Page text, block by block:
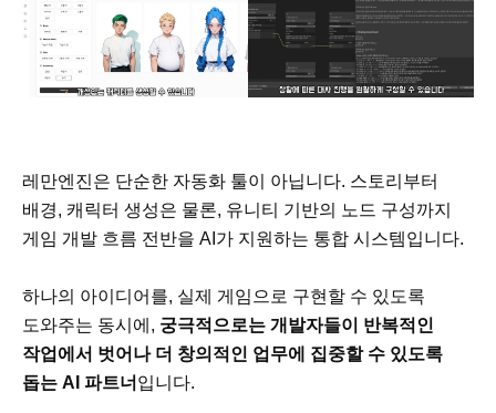
레만엔진은 단순한 자동화 툴이 아닙니다. 스토리부터
배경, 캐릭터 생성은 물론, 유니티 기반의 노드 구성까지
게임 개발 흐름 전반을 AI가 지원하는 통합 시스템입니다.
하나의 아이디어를, 실제 게임으로 구현할 수 있도록
도와주는 동시에, 궁극적으로는 개발자들이 반복적인
작업에서 벗어나 더 창의적인 업무에 집중할 수 있도록
돕는 AI 파트너 입니다.